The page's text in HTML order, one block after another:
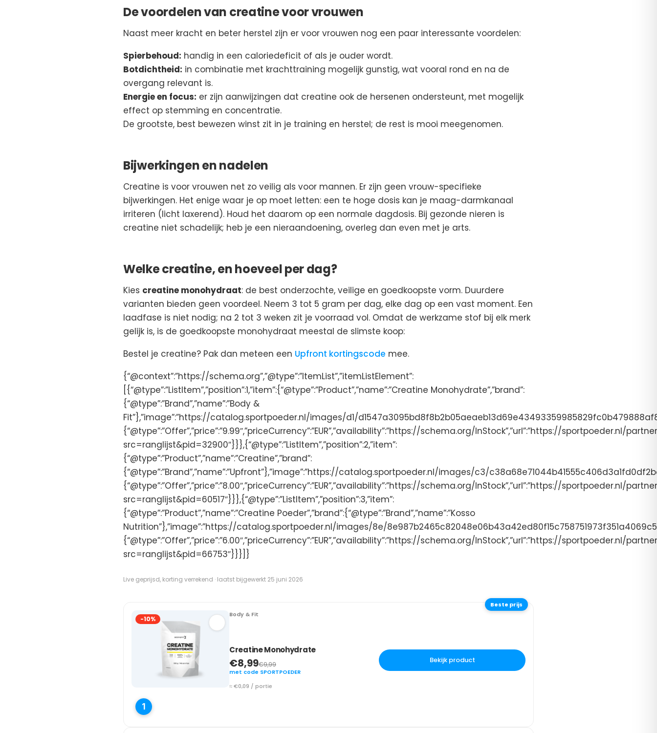
De voordelen van creatine voor vrouwen
Naast meer kracht en beter herstel zijn er voor vrouwen nog een paar interessante voordelen:
Spierbehoud: handig in een caloriedeficit of als je ouder wordt.
Botdichtheid: in combinatie met krachttraining mogelijk gunstig, wat vooral rond en na de
overgang relevant is.
Energie en focus: er zijn aanwijzingen dat creatine ook de hersenen ondersteunt, met mogelijk
effect op stemming en concentratie.
De grootste, best bewezen winst zit in je training en herstel; de rest is mooi meegenomen.
Bijwerkingen en nadelen
Creatine is voor vrouwen net zo veilig als voor mannen. Er zijn geen vrouw-specifieke
bijwerkingen. Het enige waar je op moet letten: een te hoge dosis kan je maag-darmkanaal
irriteren (licht laxerend). Houd het daarom op een normale dagdosis. Bij gezonde nieren is
creatine niet schadelijk; heb je een nieraandoening, overleg dan even met je arts.
Welke creatine, en hoeveel per dag?
Kies creatine monohydraat: de best onderzochte, veilige en goedkoopste vorm. Duurdere
varianten bieden geen voordeel. Neem 3 tot 5 gram per dag, elke dag op een vast moment. Een
laadfase is niet nodig; na 2 tot 3 weken zit je voorraad vol. Omdat de werkzame stof bij elk merk
gelijk is, is de goedkoopste monohydraat meestal de slimste koop:
Bestel je creatine? Pak dan meteen een Upfront kortingscode mee.
{“@context”:”https://schema.org”,”@type”:”ItemList”,”itemListElement”:
[{“@type”:”ListItem”,”position”:1,”item”:{“@type”:”Product”,”name”:”Creatine Monohydrate”,”brand”:
{“@type”:”Brand”,”name”:”Body &
Fit”},”image”:”https://catalog.sportpoeder.nl/images/d1/
{“@type”:”Offer”,”price”:”9.99″,”priceCurrency”:”EUR”,”availability”:”https://schema.org/InStock”,”url”:”https://sportpoeder.nl/
src=ranglijst&pid=32900″}}},{“@type”:”ListItem”,”position”:2,”item”:
{“@type”:”Product”,”name”:”Creatine”,”brand”:
{“@type”:”Brand”,”name”:”Upfront”},”image”:”https://catalog.sportpoeder.nl/images/c3/
{“@type”:”Offer”,”price”:”8.00″,”priceCurrency”:”EUR”,”availability”:”https://schema.org/InStock”,”url”:”https://sportpoeder.nl/
src=ranglijst&pid=60517″}}},{“@type”:”ListItem”,”position”:3,”item”:
{“@type”:”Product”,”name”:”Creatine Poeder”,”brand”:{“@type”:”Brand”,”name”:”Kosso
Nutrition”},”image”:”https://catalog.sportpoeder.nl/images/8e/
{“@type”:”Offer”,”price”:”6.00″,”priceCurrency”:”EUR”,”availability”:”https://schema.org/InStock”,”url”:”https://sportpoeder.nl/
src=ranglijst&pid=66753″}}}]}
Live geprijsd, korting verrekend · laatst bijgewerkt 25 juni 2026
Beste prijs
-10%
1
Body & Fit
Creatine Monohydrate
€8,99€9,99
met code SPORTPOEDER
≈ €0,09 / portie
Bekijk product